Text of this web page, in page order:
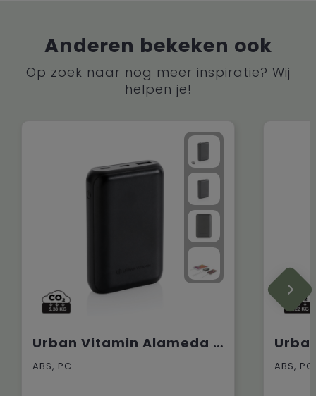
Anderen bekeken ook
Op zoek naar nog meer inspiratie? Wij
helpen je!
Urban Vitamin Alameda 10.000 mAh 18W PD powerbank
ABS, PC ABS, PC